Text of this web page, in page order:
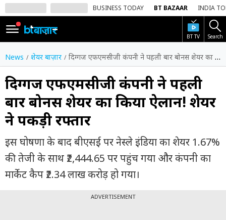
BUSINESS TODAY BT BAZAAR INDIA
BT TV Search
SIGN
IN
Dark
Mode
होम
शेयर
बाज़ार
वीडियो
ट्रेंडिंग
News शेयर बाज़ार दिग्गज एफएमसीजी कंपनी ने पहली बार बोनस शेयर का किया ऐलान! शेयर ने पकड़ी रफ्तार
दिग्गज एफएमसीजी कंपनी ने पहली
बार बोनस शेयर का किया ऐलान! शेयर
ने पकड़ी रफ्तार
इस घोषणा के बाद बीएसई पर नेस्ले इंडिया का शेयर 1.67%
की तेजी के साथ ₹2,444.65 पर पहुंच गया और कंपनी का
मार्केट कैप ₹2.34 लाख करोड़ हो गया।
ADVERTISEMENT